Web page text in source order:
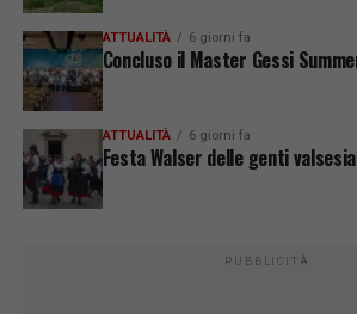
ATTUALITÀ 6 giorni fa
Concluso il Master Gessi
ATTUALITÀ 6 giorni fa
Festa Walser delle genti
PUBBLICITÀ